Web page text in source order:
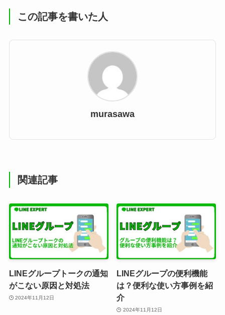
この記事を書いた人
murasawa
関連記事
LINEグループトークの通知
がこない原因と対処法
2024年11月12日
LINEグループの便利機能
は？便利な使い方事例を紹
介
2024年11月12日